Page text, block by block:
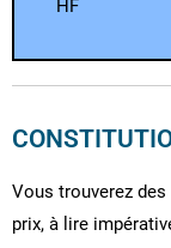
HF
Vous trouverez
prix, à lire